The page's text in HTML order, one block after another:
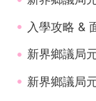
入學攻略 &
新界鄉議局
新界鄉議局